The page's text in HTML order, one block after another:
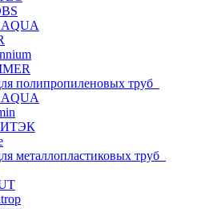
AQUA
полипропиленовых труб
AQUA
металлопластиковых труб